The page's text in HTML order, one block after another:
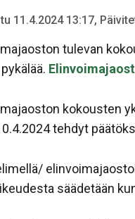
11.4.2024 13:17,
tulevan
kokousten
tehdyt
säädetään